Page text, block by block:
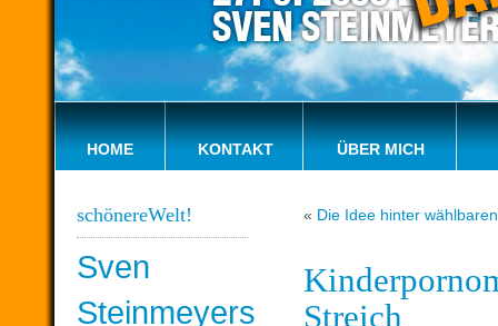
HOME KONTAKT ÜBER MICH
« Die Idee hinter
Streich
schönereWelt!
Sven
Steinmeyers